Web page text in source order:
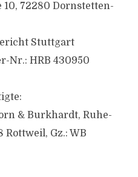
72280 Dornstetten-
Stuttgart
Nr.: HRB 430950
& Burkhardt, Ruhe-
Rottweil, Gz.: WB